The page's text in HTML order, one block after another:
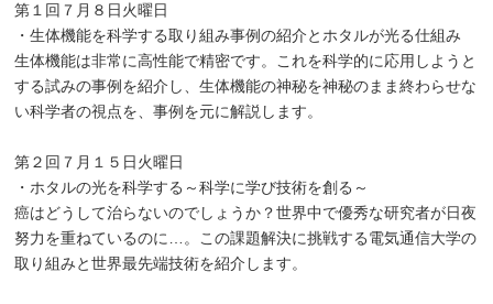
第１回７月８日火曜日
・生体機能を科学する取り組み事例の紹介とホタルが光る仕組み
生体機能は非常に高性能で精密です。これを科学的に応用しようと
する試みの事例を紹介し、生体機能の神秘を神秘のまま終わらせな
い科学者の視点を、事例を元に解説します。
第２回７月１５日火曜日
・ホタルの光を科学する～科学に学び技術を創る～
癌はどうして治らないのでしょうか？世界中で優秀な研究者が日夜
努力を重ねているのに…。この課題解決に挑戦する電気通信大学の
取り組みと世界最先端技術を紹介します。